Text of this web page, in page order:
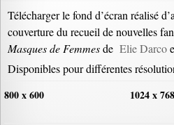
Télécharger le fond d’écran réalisé
couverture du recueil de nouvelles
Masques de Femmesde Elie Darco
Disponibles pour différentes
800 x 600
1024 x 768